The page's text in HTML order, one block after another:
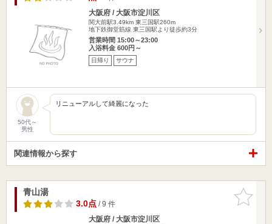
大阪府 / 大阪市淀川区
関大前駅3.49km 東三国駅260m
地下鉄御堂筋線 東三国駅より徒歩約3分
営業時間 15:00～23:00
入浴料金 600円～
日帰り サウナ
50代～
男性
リニューアルして綺麗になった
関連情報から探す
お気に入
りに追加
青山湯
3.0点/ 9 件
大阪府 / 大阪市淀川区